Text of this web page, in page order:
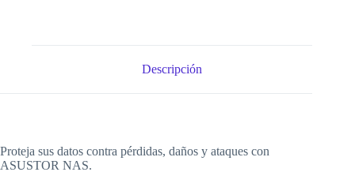
Descripción
Proteja sus datos contra pérdidas, daños y ataques con
ASUSTOR NAS.